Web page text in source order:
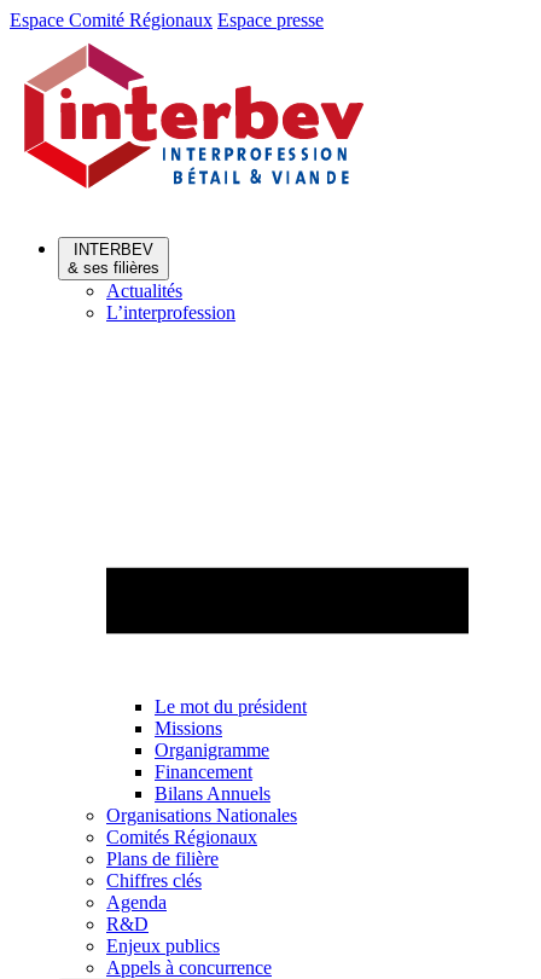
Aller
Aller
contenu
Espace Comité Régionaux Espace presse
INTERBEV
& ses filières
Actualités
L’interprofession
Le mot du président
Missions
Organigramme
Financement
Bilans Annuels
Organisations Nationales
Comités Régionaux
Plans de filière
Chiffres clés
Agenda
R&D
Enjeux publics
Appels à concurrence